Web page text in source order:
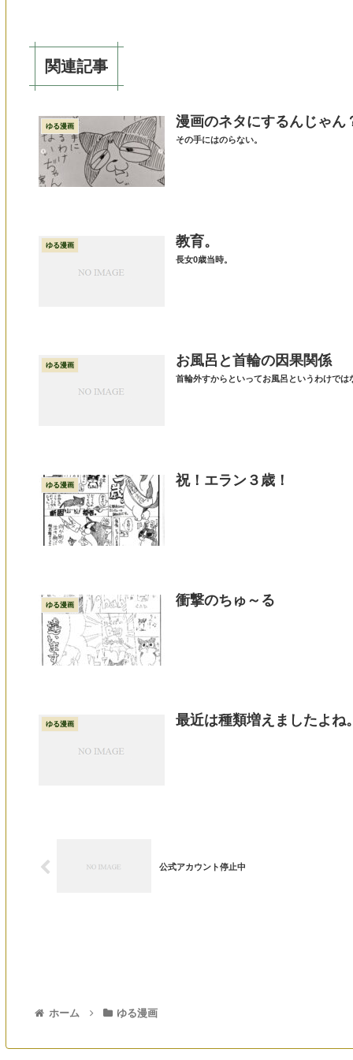
関連記事
ゆる漫画 漫画のネタにするんじゃん
その手にはのらない。
ゆる漫画 教育。
長女0歳当時。
ゆる漫画 お風呂と首輪の因果関係
首輪外すからといってお風呂というわけでは
ゆる漫画 祝！エラン３歳！
ゆる漫画 衝撃のちゅ～る
ゆる漫画 最近は種類増えましたよね
公式アカウント停止中
ホーム ゆる漫画